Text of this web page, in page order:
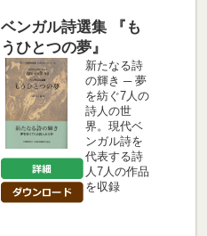
ベンガル詩選集 『も
うひとつの夢』
新たなる詩
の輝き ─ 夢
を紡ぐ7人の
詩人の世
界。現代ベ
ンガル詩を
代表する詩
人7人の作品
を収録